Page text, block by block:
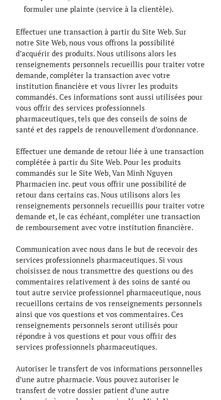
formuler une plainte (service à la clientèle).
Effectuer une transaction à partir du Site Web. Sur
notre Site Web, nous vous offrons la possibilité
d’acquérir des produits. Nous utilisons alors les
renseignements personnels recueillis pour traiter votre
demande, compléter la transaction avec votre
institution financière et vous livrer les produits
commandés. Ces informations sont aussi utilisées pour
vous offrir des services professionnels
pharmaceutiques, tels que des conseils de soins de
santé et des rappels de renouvellement d’ordonnance.
Effectuer une demande de retour liée à une transaction
complétée à partir du Site Web. Pour les produits
commandés sur le Site Web, Van Minh Nguyen
Pharmacien inc. peut vous offrir une possibilité de
retour dans certains cas. Nous utilisons alors les
renseignements personnels recueillis pour traiter votre
demande et, le cas échéant, compléter une transaction
de remboursement avec votre institution financière.
Communication avec nous dans le but de recevoir des
services professionnels pharmaceutiques. Si vous
choisissez de nous transmettre des questions ou des
commentaires relativement à des soins de santé ou
tout autre service professionnel pharmaceutique, nous
recueillons certains de vos renseignements personnels
ainsi que vos questions et vos commentaires. Ces
renseignements personnels seront utilisés pour
répondre à vos questions et pour vous offrir des
services professionnels pharmaceutiques.
Autoriser le transfert de vos informations personnelles
d’une autre pharmacie. Vous pouvez autoriser le
transfert de votre dossier patient d’une autre